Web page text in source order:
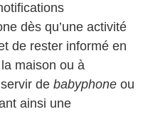
dès qu’une activité
de rester informé en
maison ou à
de babyphone ou
ainsi une